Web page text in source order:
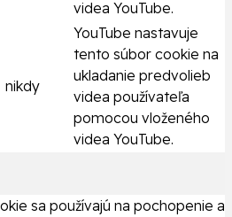
videa YouTube.
nikdy
YouTube nastavuje
tento súbor cookie na
ukladanie predvolieb
videa používateľa
pomocou vloženého
videa YouTube.
sa používajú na pochopenie a